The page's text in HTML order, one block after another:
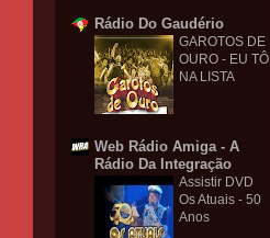
Rádio Do Gaudério
GAROTOS DE
OURO - EU TÔ
NA LISTA
Web Rádio Amiga - A
Rádio Da Integração
Assistir DVD
Os Atuais - 50
Anos